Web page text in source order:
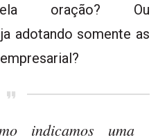
oração? Ou
adotando somente as
indicamos uma